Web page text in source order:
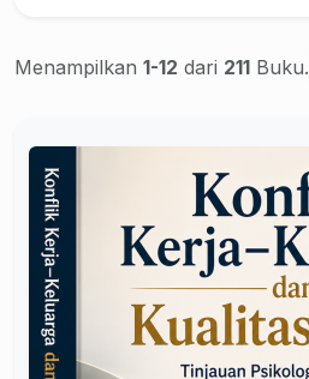
Menampilkan 1-12 dari 211 Buku.